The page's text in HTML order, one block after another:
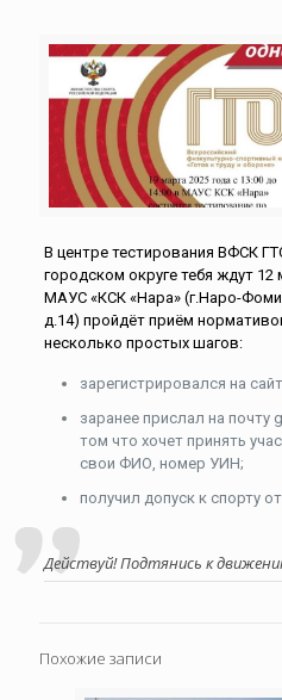
В центре тестирования ВФСК
городском округе тебя ждут 12
МАУС «КСК «Нара» (г.Наро-
д.14) пройдёт приём
несколько простых шагов:
зарегистрировался на
заранее прислал на почту
том что хочет принять
свои ФИО, номер УИН;
получил допуск к спорту
Действуй! Подтянись к
Похожие записи